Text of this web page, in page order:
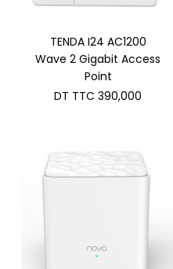
TENDA I24 AC1200
Wave 2 Gigabit Access
Point
DT TTC 390,000